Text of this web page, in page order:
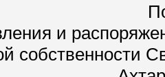
и
собственности